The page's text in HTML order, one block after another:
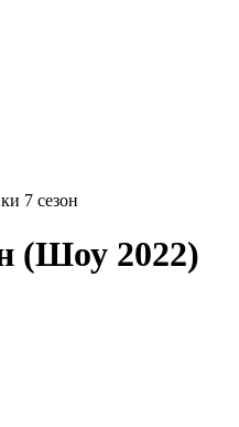
7 сезон
(Шоу 2022)